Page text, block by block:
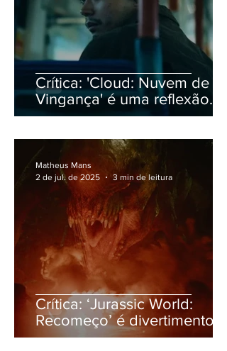
Crítica: 'Cloud: Nuvem de
Vingança' é uma reflexão
devastadora sobre
Crítica: ‘Jurassic World:
Recomeço’ é divertimento
garantido, apesar da
Matheus Mans
2 de jul. de 2025
3 min de leitura